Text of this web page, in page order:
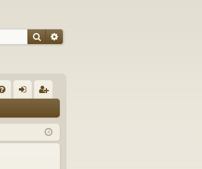
SucheErweiterte Suche
Q m
el
ist
rie